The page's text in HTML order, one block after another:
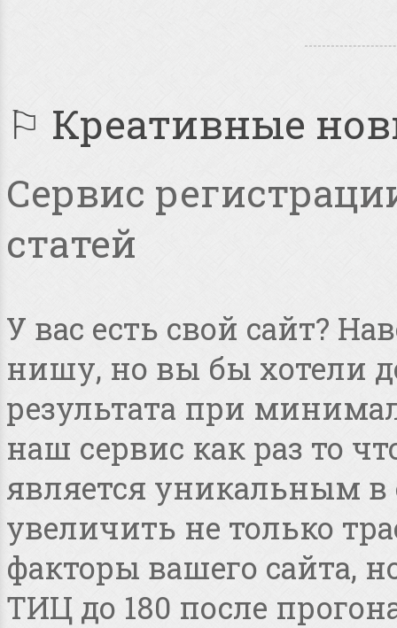
⚐ Креативные
Сервис
статей
У вас есть свой сайт?
нишу, но вы бы хотели
результата при
наш сервис как раз то
является уникальным в
увеличить не только
факторы вашего сайта,
ТИЦ до 180 после